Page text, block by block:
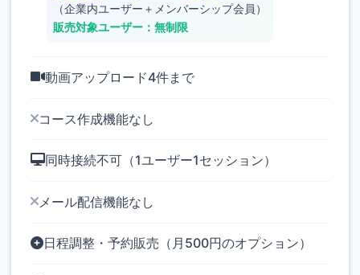
（企業内ユーザー＋メンバーシップ会員）
販売対象ユーザー：無制限
動画アップロード4件まで
コース作成機能なし
同時接続不可（1ユーザー1セッション）
メール配信機能なし
日程調整・予約販売（月500円のオプション）